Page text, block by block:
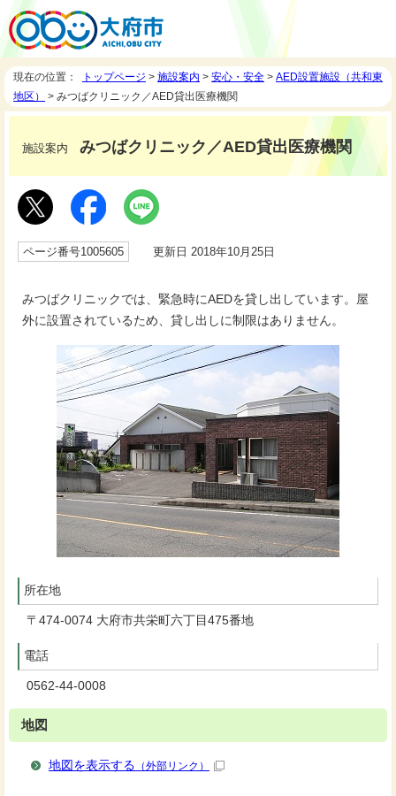
現在の位置： トップページ > 施設案内 > 安心・安全 > AED設置施設（共和東
地区）
> みつばクリニック／AED貸出医療機関
施設案内 みつばクリニック／AED貸出医療機関
ページ番号1005605 更新日 2018年10月25日
みつばクリニックでは、緊急時にAEDを貸し出しています。屋
外に設置されているため、貸し出しに制限はありません。
所在地
〒474-0074 大府市共栄町六丁目475番地
電話
0562-44-0008
地図
地図を表示する （外部リンク）